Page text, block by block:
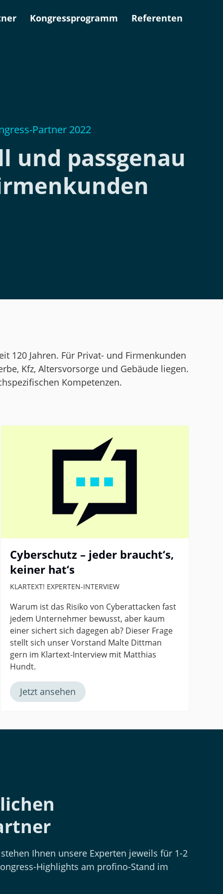
Kongressprogramm Referenten
Partner 2022
und passgenau
120 Jahren. Für Privat- und Firmenkunden
Kfz, Altersvorsorge und Gebäude liegen.
Kompetenzen.
Cyberschutz – jeder braucht‘s,
keiner hat‘s
KLARTEXT! EXPERTEN-INTERVIEW
Warum ist das Risiko von Cyberattacken fast
jedem Unternehmer bewusst, aber kaum
einer sichert sich dagegen ab? Dieser Frage
stellt sich unser Vorstand Malte Dittman
gern im Klartext-Interview mit Matthias
Hundt.
Jetzt ansehen
Ihnen unsere Experten jeweils für 1-2
Highlights am profino-Stand im